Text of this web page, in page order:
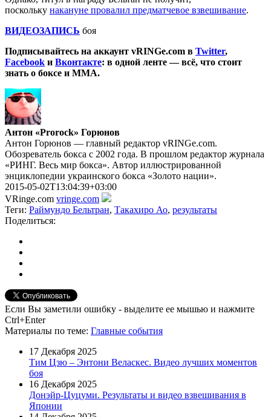
поскольку накануне провалил предматчевое взвешивание.
ВИДЕОЗАПИСЬ боя
Подписывайтесь на аккаунт vRINGe.com в Twitter,
Facebook и Вконтакте: в одной ленте — всё, что стоит
знать о боксе и ММА.
Антон «Prorock» Горюнов
Антон Горюнов — главный редактор vRINGe.com.
Обозреватель бокса с 2002 года. В прошлом редактор журнала
«РИНГ. Весь мир бокса». Автор иллюстрированной
энциклопедии украинского бокса «Золото нации».
2015-05-02T13:04:39+03:00
VRinge.com vringe.com
Теги: Раймундо Бельтран, Такахиро Ао, результаты
Поделиться:
Если Вы заметили ошибку - выделите ее мышью и нажмите
Ctrl+Enter
Материалы по теме: Главные события
17 Декабря 2025
Тим Цзю – Энтони Веласкес. Видео лучших моментов
боя
16 Декабря 2025
Донэйр-Цуцуми. Результаты и видео взвешивания в
Японии